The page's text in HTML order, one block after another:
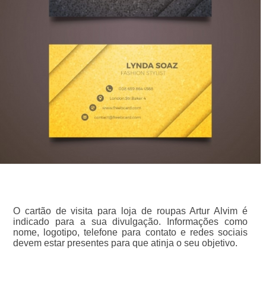
O cartão de visita para loja de roupas Artur Alvim é
indicado para a sua divulgação. Informações como
nome, logotipo, telefone para contato e redes sociais
devem estar presentes para que atinja o seu objetivo.